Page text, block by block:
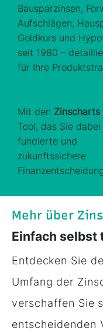
Bausparzinsen,
Aufschlägen,
Goldkurs und
seit 1980 –
für Ihre
Mit den Zinscharts
Tool, das Sie
fundierte und
zukunftssichere
Mehr über
Einfach selbst
Entdecken Sie
Umfang der
verschaffen Sie
entscheidenden